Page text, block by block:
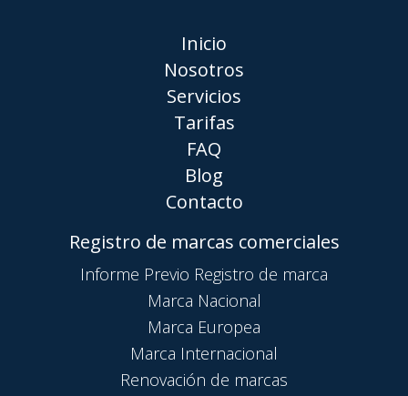
Inicio
Nosotros
Servicios
Tarifas
FAQ
Blog
Contacto
Registro de marcas comerciales
Informe Previo Registro de marca
Marca Nacional
Marca Europea
Marca Internacional
Renovación de marcas